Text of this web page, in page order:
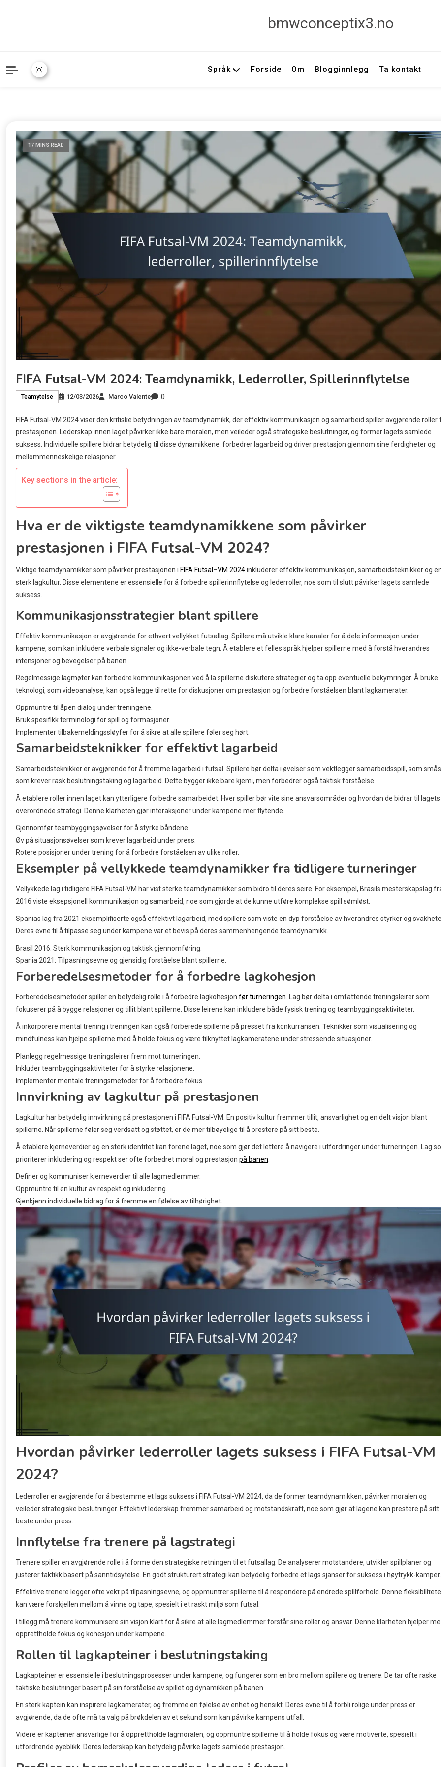
bmwconceptix3.no
Språk Forside Om Blogginnlegg Ta kontakt
17 MINS READ
FIFA Futsal-VM 2024: Teamdynamikk, Lederroller, Spillerinnflytelse
Teamytelse 12/03/2026 Marco Valente 0
FIFA Futsal-VM 2024 viser den kritiske betydningen av teamdynamikk, der effektiv kommunikasjon og samarbeid spiller avgjørende roller
prestasjonen. Lederskap innen laget påvirker ikke bare moralen, men veileder også strategiske beslutninger, og former lagets samlede
suksess. Individuelle spillere bidrar betydelig til disse dynamikkene, forbedrer lagarbeid og driver prestasjon gjennom sine ferdigheter og
mellommenneskelige relasjoner.
Key sections in the article:
Hva er de viktigste teamdynamikkene som påvirker
prestasjonen i FIFA Futsal-VM 2024?
Viktige teamdynamikker som påvirker prestasjonen i FIFA Futsal –VM 2024inkluderer effektiv kommunikasjon, samarbeidsteknikker og
sterk lagkultur. Disse elementene er essensielle for å forbedre spillerinnflytelse og lederroller, noe som til slutt påvirker lagets samlede
suksess.
Kommunikasjonsstrategier blant spillere
Effektiv kommunikasjon er avgjørende for ethvert vellykket futsallag. Spillere må utvikle klare kanaler for å dele informasjon under
kampene, som kan inkludere verbale signaler og ikke-verbale tegn. Å etablere et felles språk hjelper spillerne med å forstå hverandres
intensjoner og bevegelser på banen.
Regelmessige lagmøter kan forbedre kommunikasjonen ved å la spillerne diskutere strategier og ta opp eventuelle bekymringer. Å bruke
teknologi, som videoanalyse, kan også legge til rette for diskusjoner om prestasjon og forbedre forståelsen blant lagkamerater.
Oppmuntre til åpen dialog under treningene.
Bruk spesifikk terminologi for spill og formasjoner.
Implementer tilbakemeldingssløyfer for å sikre at alle spillere føler seg hørt.
Samarbeidsteknikker for effektivt lagarbeid
Samarbeidsteknikker er avgjørende for å fremme lagarbeid i futsal. Spillere bør delta i øvelser som vektlegger samarbeidsspill, som
som krever rask beslutningstaking og lagarbeid. Dette bygger ikke bare kjemi, men forbedrer også taktisk forståelse.
Å etablere roller innen laget kan ytterligere forbedre samarbeidet. Hver spiller bør vite sine ansvarsområder og hvordan de bidrar til lagets
overordnede strategi. Denne klarheten gjør interaksjoner under kampene mer flytende.
Gjennomfør teambyggingsøvelser for å styrke båndene.
Øv på situasjonsøvelser som krever lagarbeid under press.
Rotere posisjoner under trening for å forbedre forståelsen av ulike roller.
Eksempler på vellykkede teamdynamikker fra tidligere turneringer
Vellykkede lag i tidligere FIFA Futsal-VM har vist sterke teamdynamikker som bidro til deres seire. For eksempel, Brasils mesterskapslag
2016 viste eksepsjonell kommunikasjon og samarbeid, noe som gjorde at de kunne utføre komplekse spill sømløst.
Spanias lag fra 2021 eksemplifiserte også effektivt lagarbeid, med spillere som viste en dyp forståelse av hverandres styrker og
Deres evne til å tilpasse seg under kampene var et bevis på deres sammenhengende teamdynamikk.
Brasil 2016: Sterk kommunikasjon og taktisk gjennomføring.
Spania 2021: Tilpasningsevne og gjensidig forståelse blant spillerne.
Forberedelsesmetoder for å forbedre lagkohesjon
Forberedelsesmetoder spiller en betydelig rolle i å forbedre lagkohesjon før turneringen . Lag bør delta i omfattende treningsleirer som
fokuserer på å bygge relasjoner og tillit blant spillerne. Disse leirene kan inkludere både fysisk trening og teambyggingsaktiviteter.
Å inkorporere mental trening i treningen kan også forberede spillerne på presset fra konkurransen. Teknikker som visualisering og
mindfulness kan hjelpe spillerne med å holde fokus og være tilknyttet lagkameratene under stressende situasjoner.
Planlegg regelmessige treningsleirer frem mot turneringen.
Inkluder teambyggingsaktiviteter for å styrke relasjonene.
Implementer mentale treningsmetoder for å forbedre fokus.
Innvirkning av lagkultur på prestasjonen
Lagkultur har betydelig innvirkning på prestasjonen i FIFA Futsal-VM. En positiv kultur fremmer tillit, ansvarlighet og en delt visjon blant
spillerne. Når spillerne føler seg verdsatt og støttet, er de mer tilbøyelige til å prestere på sitt beste.
Å etablere kjerneverdier og en sterk identitet kan forene laget, noe som gjør det lettere å navigere i utfordringer under turneringen. Lag
prioriterer inkludering og respekt ser ofte forbedret moral og prestasjon på banen
Definer og kommuniser kjerneverdier til alle lagmedlemmer.
Oppmuntre til en kultur av respekt og inkludering.
Gjenkjenn individuelle bidrag for å fremme en følelse av tilhørighet.
Hvordan påvirker lederroller lagets suksess i FIFA Futsal-VM
2024?
Lederroller er avgjørende for å bestemme et lags suksess i FIFA Futsal-VM 2024, da de former teamdynamikken, påvirker moralen og
veileder strategiske beslutninger. Effektivt lederskap fremmer samarbeid og motstandskraft, noe som gjør at lagene kan prestere på sitt
beste under press.
Innflytelse fra trenere på lagstrategi
Trenere spiller en avgjørende rolle i å forme den strategiske retningen til et futsallag. De analyserer motstandere, utvikler spillplaner og
justerer taktikk basert på sanntidsytelse. En godt strukturert strategi kan betydelig forbedre et lags sjanser for suksess i høytrykk-kamper.
Effektive trenere legger ofte vekt på tilpasningsevne, og oppmuntrer spillerne til å respondere på endrede spillforhold. Denne
kan være forskjellen mellom å vinne og tape, spesielt i et raskt miljø som futsal.
I tillegg må trenere kommunisere sin visjon klart for å sikre at alle lagmedlemmer forstår sine roller og ansvar. Denne klarheten hjelper
opprettholde fokus og kohesjon under kampene.
Rollen til lagkapteiner i beslutningstaking
Lagkapteiner er essensielle i beslutningsprosesser under kampene, og fungerer som en bro mellom spillere og trenere. De tar ofte raske
taktiske beslutninger basert på sin forståelse av spillet og dynamikken på banen.
En sterk kaptein kan inspirere lagkamerater, og fremme en følelse av enhet og hensikt. Deres evne til å forbli rolige under press er
avgjørende, da de ofte må ta valg på brøkdelen av et sekund som kan påvirke kampens utfall.
Videre er kapteiner ansvarlige for å opprettholde lagmoralen, og oppmuntre spillerne til å holde fokus og være motiverte, spesielt i
utfordrende øyeblikk. Deres lederskap kan betydelig påvirke lagets samlede prestasjon.